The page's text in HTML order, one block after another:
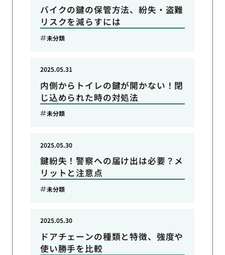
バイクの鍵の保管方法、紛失・盗難
リスクを減らすには
未分類
内側からトイレの鍵が開かない！閉
じ込められた時の対処法
2025.05.31
未分類
鍵紛失！警察への届け出は必要？メ
リットと注意点
2025.05.30
未分類
ドアチェーンの種類と特徴、強度や
使い勝手を比較
2025.05.30